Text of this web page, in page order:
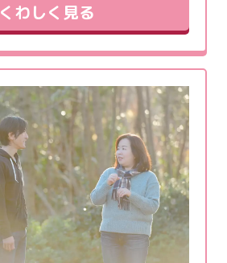
くわしく見る